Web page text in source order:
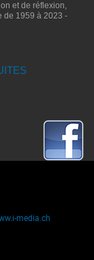
et de réflexion,
de 1959 à 2023 -
media.ch